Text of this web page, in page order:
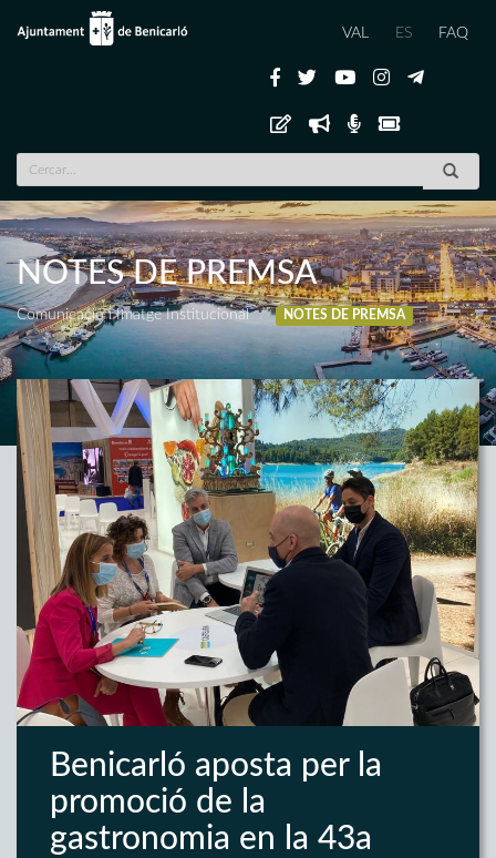
VAL ES FAQ
NOTES DE PREMSA
Comunicació i Imatge Institucional NOTES DE PREMSA
Benicarló aposta per la
promoció de la
gastronomia en la 43a